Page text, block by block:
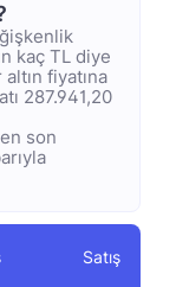
kaç TL diye
fiyatına
287.941,20
son
Satış